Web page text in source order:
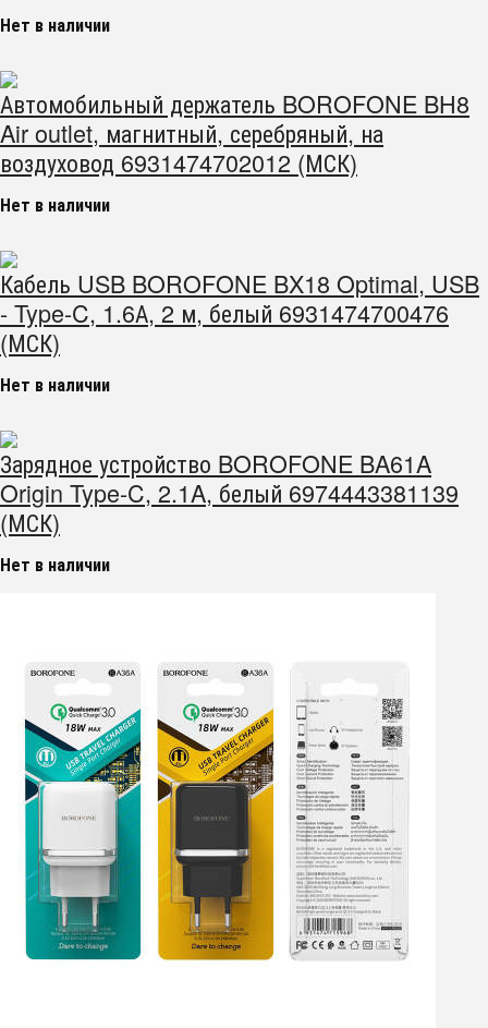
Нет в наличии
Автомобильный держатель BOROFONE BH8
Air outlet, магнитный, серебряный, на
воздуховод 6931474702012 (МСК)
Нет в наличии
Кабель USB BOROFONE BX18 Optimal, USB
- Type-C, 1.6А, 2 м, белый 6931474700476
(МСК)
Нет в наличии
Зарядное устройство BOROFONE BA61A
Origin Type-C, 2.1A, белый 6974443381139
(МСК)
Нет в наличии